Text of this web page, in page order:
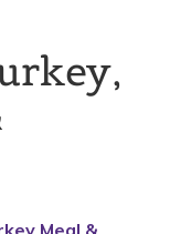
Meal &